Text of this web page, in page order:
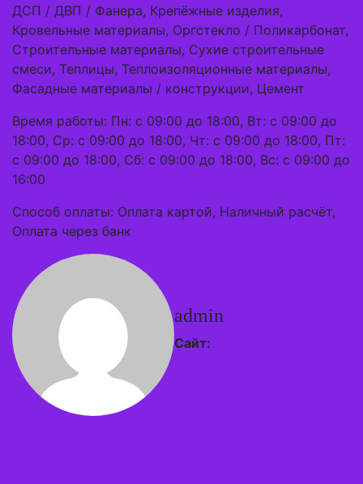
ДСП / ДВП / Фанера, Крепёжные изделия,
Кровельные материалы, Оргстекло / Поликарбонат,
Строительные материалы, Сухие строительные
смеси, Теплицы, Теплоизоляционные материалы,
Фасадные материалы / конструкции, Цемент
Время работы: Пн: с 09:00 до 18:00, Вт: с 09:00 до
18:00, Ср: с 09:00 до 18:00, Чт: с 09:00 до 18:00, Пт:
с 09:00 до 18:00, Сб: с 09:00 до 18:00, Вс: с 09:00 до
16:00
Способ оплаты: Оплата картой, Наличный расчёт,
Оплата через банк
admin
Сайт: